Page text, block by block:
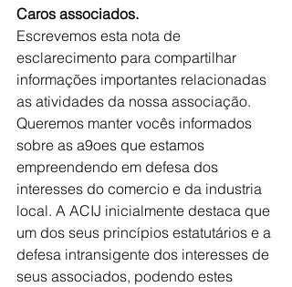
Caros associados.
Escrevemos esta nota de
esclarecimento para compartilhar
informações importantes relacionadas
as atividades da nossa associação.
Queremos manter vocês informados
sobre as a9oes que estamos
empreendendo em defesa dos
interesses do comercio e da industria
local. A ACIJ inicialmente destaca que
um dos seus princípios estatutários e a
defesa intransigente dos interesses de
seus associados, podendo estes